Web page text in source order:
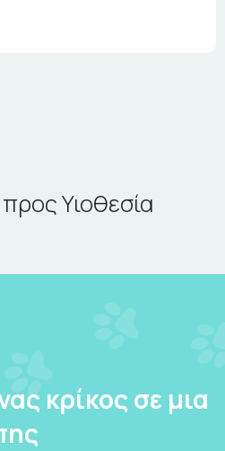
Υιοθεσία
κρίκος σε μια